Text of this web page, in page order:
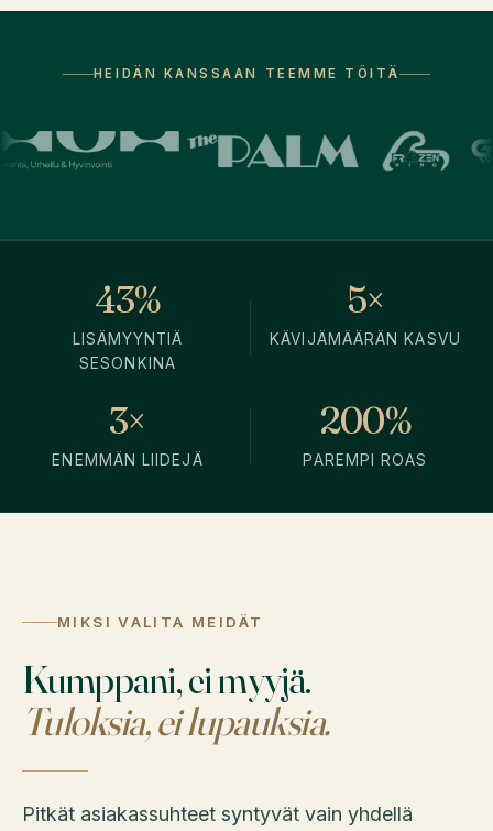
HEIDÄN KANSSAAN TEEMME TÖITÄ
43%
LISÄMYYNTIÄ
SESONKINA
5×
KÄVIJÄMÄÄRÄN KASVU
3×
ENEMMÄN LIIDEJÄ
200%
PAREMPI ROAS
MIKSI VALITA MEIDÄT
Kumppani, ei myyjä.
Tuloksia, ei lupauksia.
Pitkät asiakassuhteet syntyvät vain yhdellä